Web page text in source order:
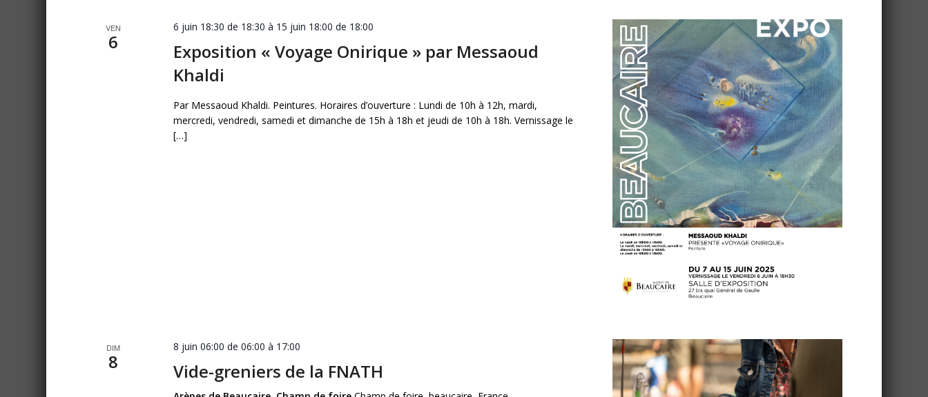
VEN
6
6 juin 18:30 de 18:30 à 15 juin 18:00 de 18:00
Exposition « Voyage Onirique » par Messaoud
Khaldi
Par Messaoud Khaldi. Peintures. Horaires d’ouverture : Lundi de 10h à 12h, mardi,
mercredi, vendredi, samedi et dimanche de 15h à 18h et jeudi de 10h à 18h. Vernissage le
[…]
DIM
8
8 juin 06:00 de 06:00 à 17:00
Vide-greniers de la FNATH